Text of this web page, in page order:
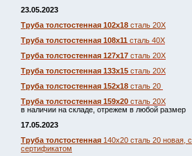
23.05.2023
Труба толстостенная 102х18 сталь 20Х
Труба толстостенная 108х11 сталь 40Х
Труба толстостенная 127х17 сталь 20Х
Труба толстостенная 133х15 сталь 20Х
Труба толстостенная 152х18 сталь 20
Труба толстостенная 159х20 сталь 20Х
в наличии на складе, отрежем в любой размер
17.05.2023
Труба толстостенная 140х20 сталь 20 новая, с
сертификатом